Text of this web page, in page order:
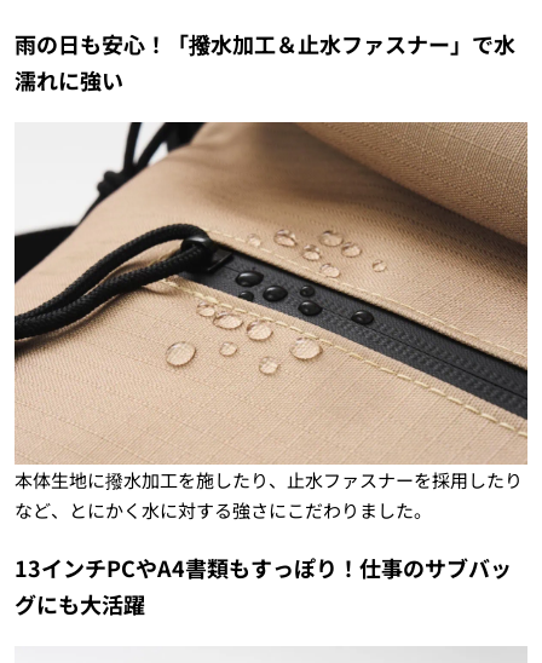
雨の日も安心！「撥水加工＆止水ファスナー」で水
濡れに強い
本体生地に撥水加工を施したり、止水ファスナーを採用したり
など、とにかく水に対する強さにこだわりました。
13インチPCやA4書類もすっぽり！仕事のサブバッ
グにも大活躍